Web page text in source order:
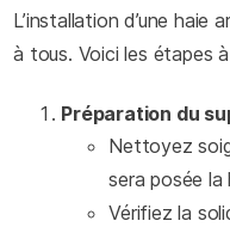
L’installation d’une haie
à tous. Voici les étapes
Préparation du
Nettoyez
sera posée la
Vérifiez la